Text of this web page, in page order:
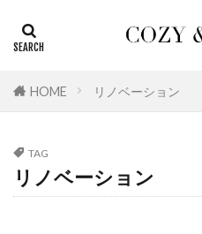
HOME リノベーション
TAG
リノベーション
カテゴリー
浴室
洗面室